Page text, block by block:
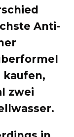
Anti-
kaufen,
zwei